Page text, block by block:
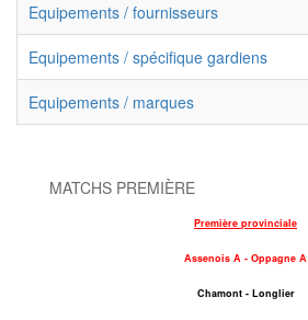
Equipements / fournisseurs
Equipements / spécifique gardiens
Equipements / marques
MATCHS PREMIÈRE
Première provinciale
Assenois A - Oppagne A
Chamont - Longlier